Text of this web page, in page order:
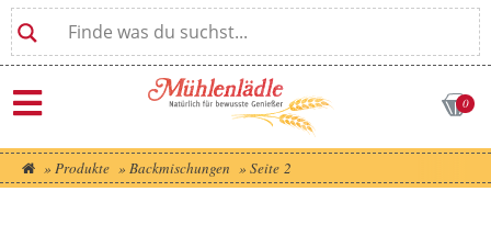
0
» Produkte » Backmischungen » Seite 2